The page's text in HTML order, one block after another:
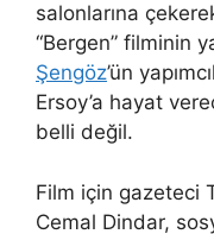
salonlarına
“Bergen” filminin
Şengöz’ün
Ersoy’a hayat
belli değil.
Film için gazeteci
Cemal Dindar,